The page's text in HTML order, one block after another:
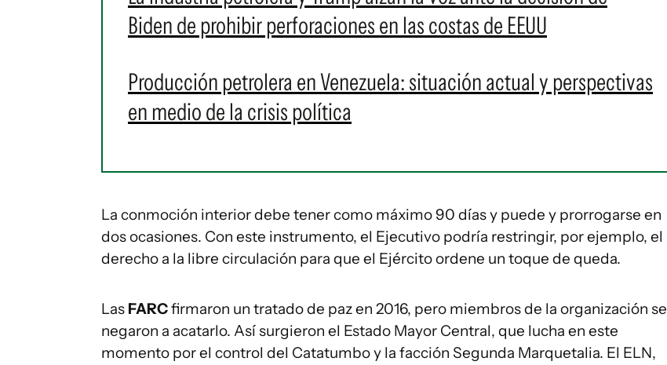
Biden de prohibir perforaciones en las costas de EEUU
Producción petrolera en Venezuela: situación actual y perspectivas
en medio de la crisis política
La conmoción interior debe tener como máximo 90 días y puede y prorrogarse en
dos ocasiones. Con este instrumento, el Ejecutivo podría restringir, por ejemplo, el
derecho a la libre circulación para que el Ejército ordene un toque de queda.
Las FARCfirmaron un tratado de paz en 2016, pero miembros de la organización se
negaron a acatarlo. Así surgieron el Estado Mayor Central, que lucha en este
momento por el control del Catatumbo y la facción Segunda Marquetalia. El ELN,